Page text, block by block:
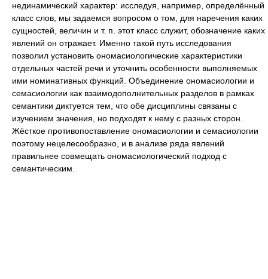
нединамический характер: исследуя, например, определённый
класс слов, мы задаемся вопросом о том, для наречения каких
сущностей, величин и т. п. этот класс служит, обозначение каких
явлений он отражает. Именно такой путь исследования
позволил установить ономасиологические характеристики
отдельных частей речи и уточнить особенности выполняемых
ими номинативных функций. Объединение ономасиологии и
семасиологии как взаимодополнительных разделов в рамках
семантики диктуется тем, что обе дисциплины связаны с
изучением значения, но подходят к нему с разных сторон.
Жёсткое противопоставление ономасиологии и семасиологии
поэтому нецелесообразно, и в анализе ряда явлений
правильнее совмещать ономасиологический подход с
семантическим.